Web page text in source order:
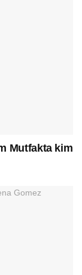
Mutfakta kim